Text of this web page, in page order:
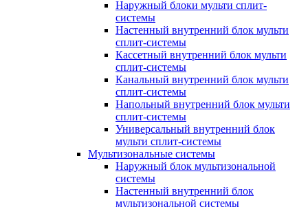
Наружный блоки мульти сплит-
системы
Настенный внутренний блок мульти
сплит-системы
Кассетный внутренний блок мульти
сплит-системы
Канальный внутренний блок мульти
сплит-системы
Напольный внутренний блок мульти
сплит-системы
Универсальный внутренний блок
мульти сплит-системы
Мультизональные системы
Наружный блок мультизональной
системы
Настенный внутренний блок
мультизональной системы